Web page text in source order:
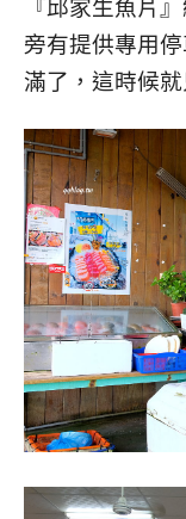
『邱家生魚片
旁有提供專用
滿了，這時候